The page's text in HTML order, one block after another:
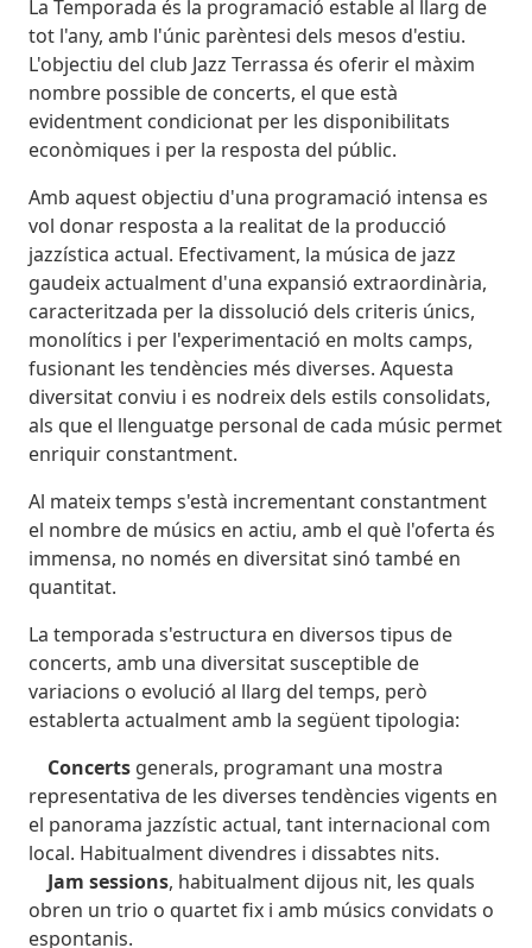
La Temporada és la programació estable al llarg de
tot l'any, amb l'únic parèntesi dels mesos d'estiu.
L'objectiu del club Jazz Terrassa és oferir el màxim
nombre possible de concerts, el que està
evidentment condicionat per les disponibilitats
econòmiques i per la resposta del públic.
Amb aquest objectiu d'una programació intensa es
vol donar resposta a la realitat de la producció
jazzística actual. Efectivament, la música de jazz
gaudeix actualment d'una expansió extraordinària,
caracteritzada per la dissolució dels criteris únics,
monolítics i per l'experimentació en molts camps,
fusionant les tendències més diverses. Aquesta
diversitat conviu i es nodreix dels estils consolidats,
als que el llenguatge personal de cada músic permet
enriquir constantment.
Al mateix temps s'està incrementant constantment
el nombre de músics en actiu, amb el què l'oferta és
immensa, no només en diversitat sinó també en
quantitat.
La temporada s'estructura en diversos tipus de
concerts, amb una diversitat susceptible de
variacions o evolució al llarg del temps, però
establerta actualment amb la següent tipologia:
Concerts generals, programant una mostra
representativa de les diverses tendències vigents en
el panorama jazzístic actual, tant internacional com
local. Habitualment divendres i dissabtes nits.
Jam sessions, habitualment dijous nit, les quals
obren un trio o quartet fix i amb músics convidats o
espontanis.